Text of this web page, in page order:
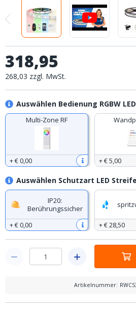
Auswählen Bedienung RGBW
Multi-Zone RF
+€ 0,00 +€ 5,00
Auswählen Schutzart LED
IP20:
Berührungssicher
+€ 0,00
+€ 28,50
318,95
268,03 zzgl. MwSt.
Artikelnummer: